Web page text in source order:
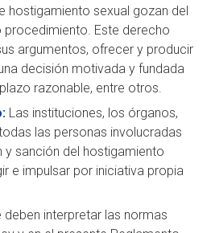
hostigamiento sexual gozan del
procedimiento. Este derecho
argumentos, ofrecer y producir
decisión motivada y fundada
razonable, entre otros.
Las instituciones, los órganos,
las personas involucradas
y sanción del hostigamiento
e impulsar por iniciativa propia
deben interpretar las normas